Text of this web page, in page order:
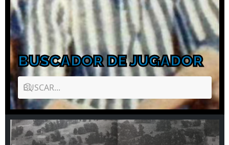
BUSCADOR DE JUGADOR